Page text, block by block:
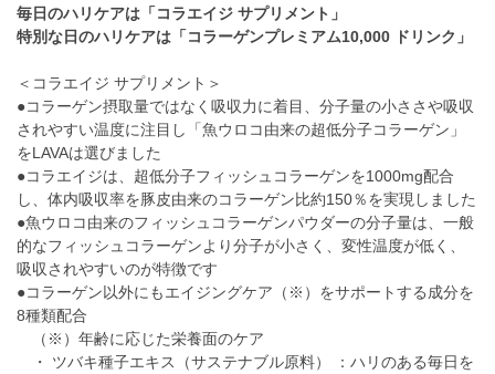
毎日のハリケアは「コラエイジ サプリメント」
特別な日のハリケアは「コラーゲンプレミアム10,000 ドリンク」
＜コラエイジ サプリメント＞
●コラーゲン摂取量ではなく吸収力に着目、分子量の小ささや吸収
されやすい温度に注目し「魚ウロコ由来の超低分子コラーゲン」
をLAVAは選びました
●コラエイジは、超低分子フィッシュコラーゲンを1000mg配合
し、体内吸収率を豚皮由来のコラーゲン比約150％を実現しました
●魚ウロコ由来のフィッシュコラーゲンパウダーの分子量は、一般
的なフィッシュコラーゲンより分子が小さく、変性温度が低く、
吸収されやすいのが特徴です
●コラーゲン以外にもエイジングケア（※）をサポートする成分を
8種類配合
（※）年齢に応じた栄養面のケア
・ ツバキ種子エキス（サステナブル原料） ：ハリのある毎日を